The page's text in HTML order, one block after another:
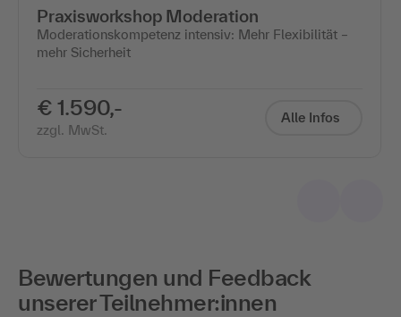
Praxisworkshop Moderation
Moderationskompetenz intensiv: Mehr Flexibilität –
mehr Sicherheit
€ 1.590,-
zzgl. MwSt.
Alle Infos
Bewertungen und Feedback
unserer Teilnehmer:innen